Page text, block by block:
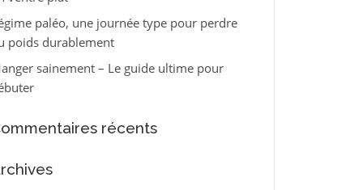
paléo, une journée type pour perdre
poids durablement
sainement – Le guide ultime pour
récents